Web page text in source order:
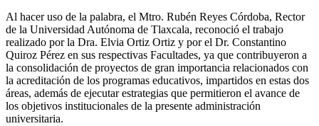
Al hacer uso de la palabra, el Mtro. Rubén Reyes Córdoba, Rector
de la Universidad Autónoma de Tlaxcala, reconoció el trabajo
realizado por la Dra. Elvia Ortiz Ortiz y por el Dr. Constantino
Quiroz Pérez en sus respectivas Facultades, ya que contribuyeron a
la consolidación de proyectos de gran importancia relacionados con
la acreditación de los programas educativos, impartidos en estas dos
áreas, además de ejecutar estrategias que permitieron el avance de
los objetivos institucionales de la presente administración
universitaria.